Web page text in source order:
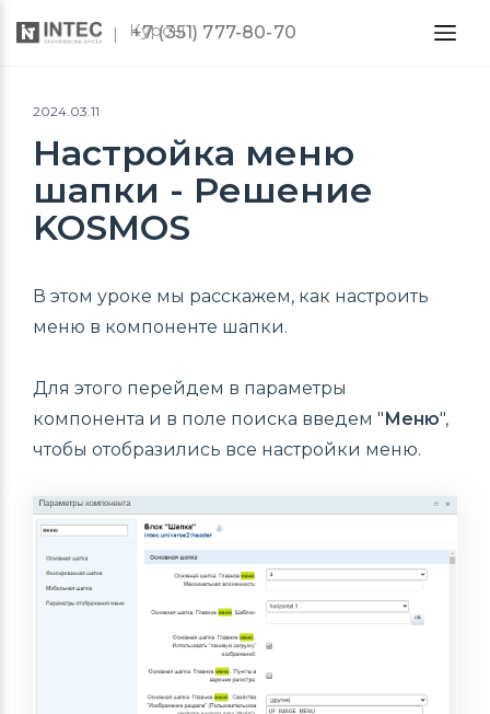
Курсы
+7 (351) 777-80-70
2024.03.11
Настройка меню
шапки - Решение
KOSMOS
В этом уроке мы расскажем, как настроить
меню в компоненте шапки.
Для этого перейдем в параметры
компонента и в поле поиска введем "Меню",
чтобы отобразились все настройки меню.